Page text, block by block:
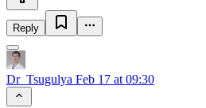
Reply
Dr_Tsugulya Feb 17 at 09:30